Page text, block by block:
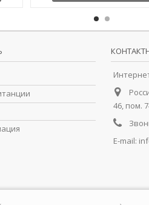
46, пом.
E-mail: